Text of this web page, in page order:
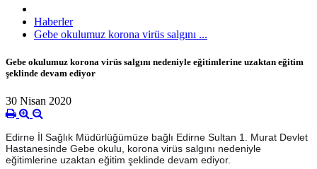
Haberler
Gebe okulumuz korona virüs salgını ...
Gebe okulumuz korona virüs salgını nedeniyle eğitimlerine uzaktan eğitim
şeklinde devam ediyor
30 Nisan 2020
Edirne İl Sağlık Müdürlüğümüze bağlı Edirne Sultan 1. Murat Devlet
Hastanesinde Gebe okulu, korona virüs salgını nedeniyle
eğitimlerine uzaktan eğitim şeklinde devam ediyor.